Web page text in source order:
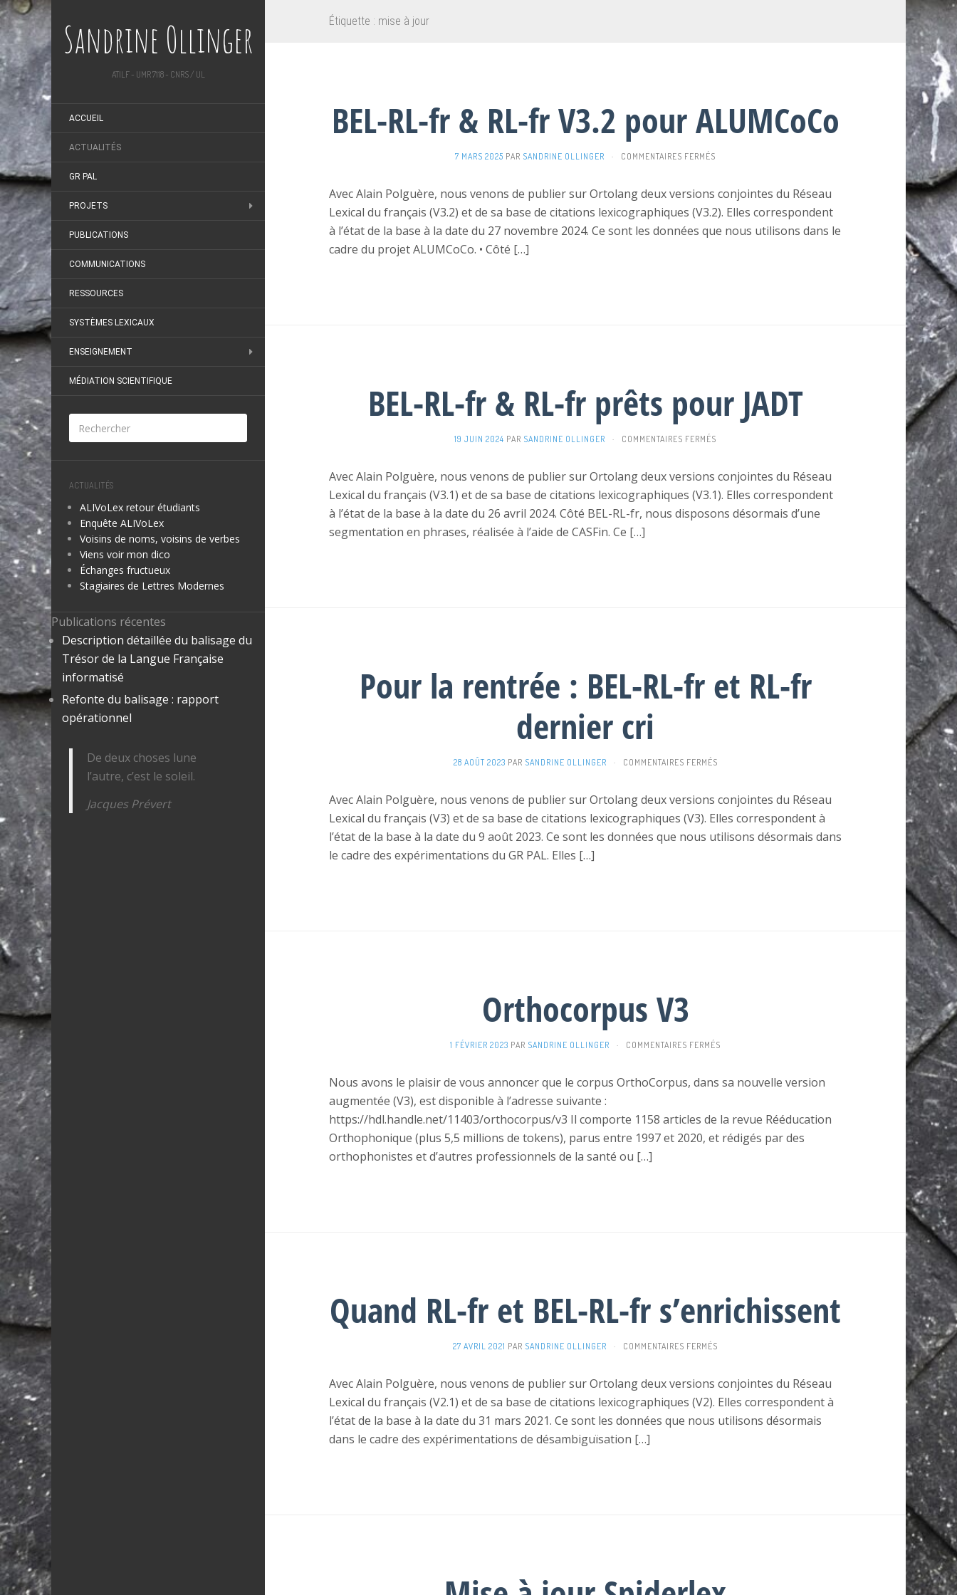
Sandrine Ollinger
ATILF - UMR 7118 - CNRS / UL
ACCUEIL
ACTUALITÉS
GR PAL
PROJETS
PUBLICATIONS
COMMUNICATIONS
RESSOURCES
SYSTÈMES LEXICAUX
ENSEIGNEMENT
MÉDIATION SCIENTIFIQUE
ACTUALITÉS
ALIVoLex retour étudiants
Enquête ALIVoLex
Voisins de noms, voisins de verbes
Viens voir mon dico
Échanges fructueux
Stagiaires de Lettres Modernes
Publications récentes
Description détaillée du balisage du
Trésor de la Langue Française
informatisé
Refonte du balisage : rapport
opérationnel
De deux choses lune
l’autre, c’est le soleil.
Jacques Prévert
Étiquette : mise à jour
BEL-RL-fr & RL-fr V3.2 pour ALUMCoCo
7 MARS 2025 PAR SANDRINE OLLINGER · COMMENTAIRES FERMÉS
FR
&
FR
Avec Alain Polguère, nous venons de publier sur Ortolang deux versions conjointes du Réseau
Lexical du français (V3.2) et de sa base de citations lexicographiques (V3.2). Elles correspondent
à l’état de la base à la date du 27 novembre 2024. Ce sont les données que nous utilisons dans le
cadre du projet ALUMCoCo. • Côté […]
BEL-RL-fr & RL-fr prêts pour JADT
19 JUIN 2024 PAR SANDRINE OLLINGER · COMMENTAIRES FERMÉS
FR
&
FR
Avec Alain Polguère, nous venons de publier sur Ortolang deux versions conjointes du Réseau
Lexical du français (V3.1) et de sa base de citations lexicographiques (V3.1). Elles correspondent
à l’état de la base à la date du 26 avril 2024. Côté BEL-RL-fr, nous disposons désormais d’une
segmentation en phrases, réalisée à l’aide de CASFin. Ce […]
Pour la rentrée : BEL-RL-fr et RL-fr
dernier cri
28 AOÛT 2023 PAR SANDRINE OLLINGER · COMMENTAIRES FERMÉSSUR
RENTRÉE
:
RL-
Avec Alain Polguère, nous venons de publier sur Ortolang deux versions conjointes du Réseau
Lexical du français (V3) et de sa base de citations lexicographiques (V3). Elles correspondent à
l’état de la base à la date du 9 août 2023. Ce sont les données que nous utilisons désormais dans
le cadre des expérimentations du GR PAL. Elles […]
Orthocorpus V3
1 FÉVRIER 2023 PAR SANDRINE OLLINGER · COMMENTAIRES FERMÉS
Nous avons le plaisir de vous annoncer que le corpus OrthoCorpus, dans sa nouvelle version
augmentée (V3), est disponible à l’adresse suivante :
https://hdl.handle.net/11403/orthocorpus/v3 Il comporte 1158 articles de la revue Rééducation
Orthophonique (plus 5,5 millions de tokens), parus entre 1997 et 2020, et rédigés par des
orthophonistes et d’autres professionnels de la santé ou […]
Quand RL-fr et BEL-RL-fr s’enrichissent
27 AVRIL 2021 PAR SANDRINE OLLINGER · COMMENTAIRES FERMÉS
FR
ET
RL-
Avec Alain Polguère, nous venons de publier sur Ortolang deux versions conjointes du Réseau
Lexical du français (V2.1) et de sa base de citations lexicographiques (V2). Elles correspondent à
l’état de la base à la date du 31 mars 2021. Ce sont les données que nous utilisons désormais
dans le cadre des expérimentations de désambiguïsation […]